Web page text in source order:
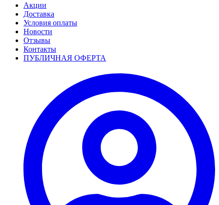
Акции
Доставка
Условия оплаты
Новости
Отзывы
Контакты
ПУБЛИЧНАЯ ОФЕРТА